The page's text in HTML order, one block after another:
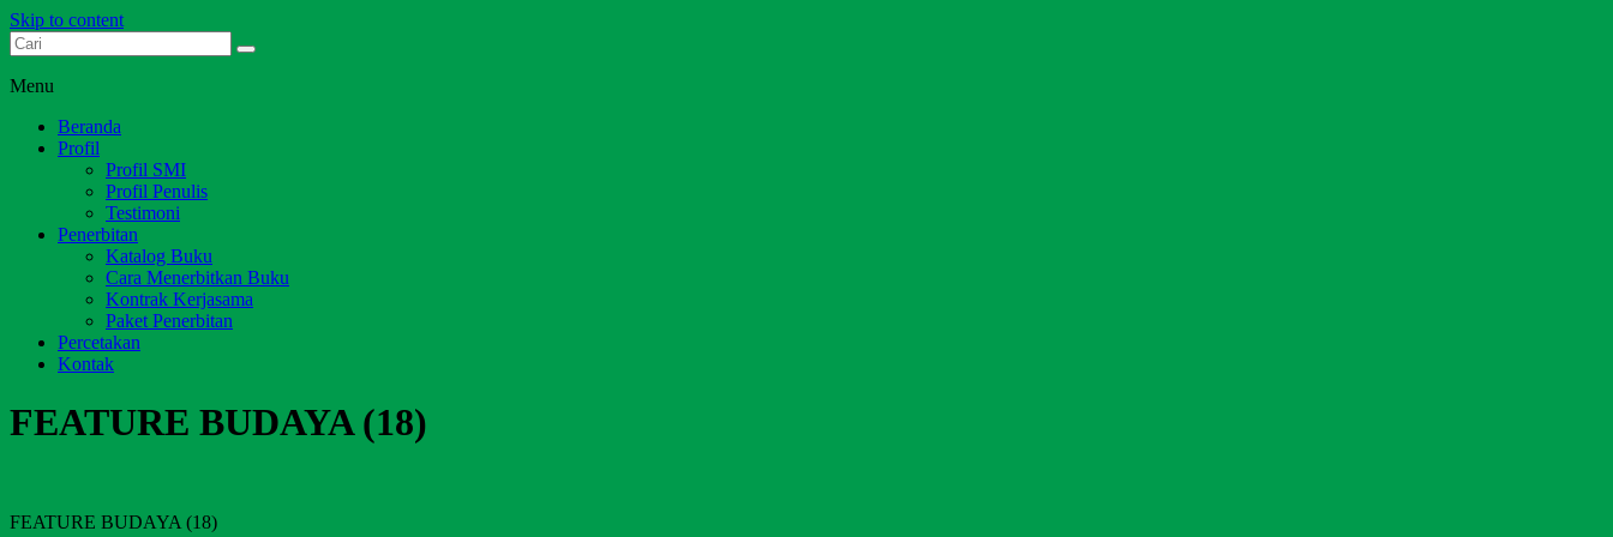
Skip to content
Dari Jambi untuk Indonesia
Menu
Beranda
Profil
Profil SMI
Profil Penulis
Testimoni
Penerbitan
Katalog Buku
Cara Menerbitkan Buku
Kontrak Kerjasama
Paket Penerbitan
Percetakan
Kontak
FEATURE BUDAYA (18)
FEATURE BUDAYA (18)